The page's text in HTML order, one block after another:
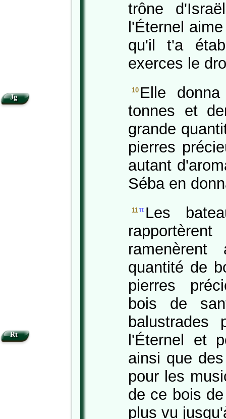
trône
l'Éternel
qu'il t'a
exerces le
10 Elle
tonnes et
grande
pierres
autant
Séba en
11π Les
quantité de
pierres
bois de
l'Éternel et
ainsi que
pour les
de ce bois
plus vu
Jg
Rt